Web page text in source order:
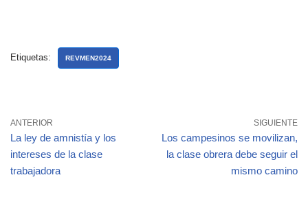
Etiquetas: REVMEN2024
ANTERIOR
La ley de amnistía y los
intereses de la clase
trabajadora
SIGUIENTE
Los campesinos se movilizan,
la clase obrera debe seguir el
mismo camino